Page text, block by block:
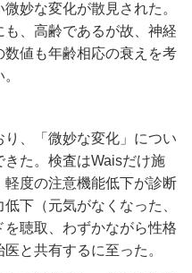
妙な変化が散見された。
、高齢であるが故、神経
値も年齢相応の衰えを考
、「微妙な変化」につい
た。検査はWaisだけ施
度の注意機能低下が診断
下（元気がなくなった、
聴取、わずかながら性格
と共有するに至った。